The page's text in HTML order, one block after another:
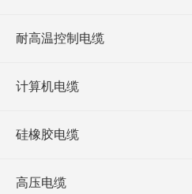
耐高温控制电缆
计算机电缆
硅橡胶电缆
高压电缆